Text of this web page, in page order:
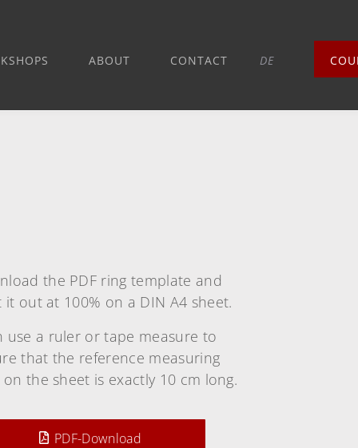
ABOUT CONTACT DE
the PDF ring template and
out at 100% on a DIN A4 sheet.
use a ruler or tape measure to
that the reference measuring
the sheet is exactly 10 cm long.
PDF-Download